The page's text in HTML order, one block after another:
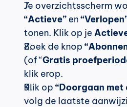
“Actieve” en
tonen. Klik op je
Zoek de knop
(of “Gratis
klik erop.
Klik op “Doorgaan met
volg de laatste